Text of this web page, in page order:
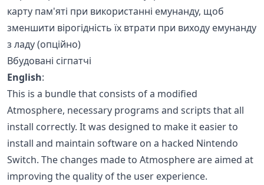
карту пам'яті при використанні емунанду, щоб
зменшити вірогідність їх втрати при виходу емунанду
з ладу (опційно)
Вбудовані сігпатчі
English:
This is a bundle that consists of a modified
Atmosphere, necessary programs and scripts that all
install correctly. It was designed to make it easier to
install and maintain software on a hacked Nintendo
Switch. The changes made to Atmosphere are aimed at
improving the quality of the user experience.